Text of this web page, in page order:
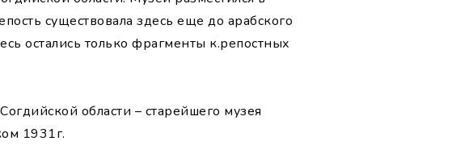
существовала здесь еще до арабского
остались только фрагменты к.репостных
области – старейшего музея
1931г.